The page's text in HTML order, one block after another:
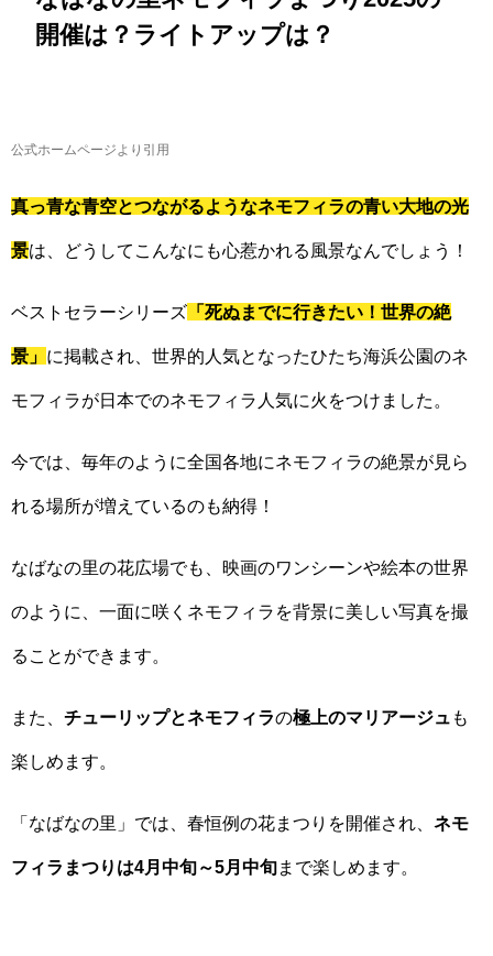
開催は？ライトアップは？
公式ホームページより引用
真っ青な青空とつながるようなネモフィラの青い大地の光
景は、どうしてこんなにも心惹かれる風景なんでしょう！
ベストセラーシリーズ 「死ぬまでに行きたい！世界の絶
景」 に掲載され、世界的人気となったひたち海浜公園のネ
モフィラが日本でのネモフィラ人気に火をつけました。
今では、毎年のように全国各地にネモフィラの絶景が見ら
れる場所が増えているのも納得！
なばなの里の花広場でも、映画のワンシーンや絵本の世界
のように、一面に咲くネモフィラを背景に美しい写真を撮
ることができます。
また、 チューリップとネモフィラの極上のマリアージュ も
楽しめます。
「なばなの里」では、春恒例の花まつりを開催され、 ネモ
フィラまつりは4月中旬～5月中旬まで楽しめます。